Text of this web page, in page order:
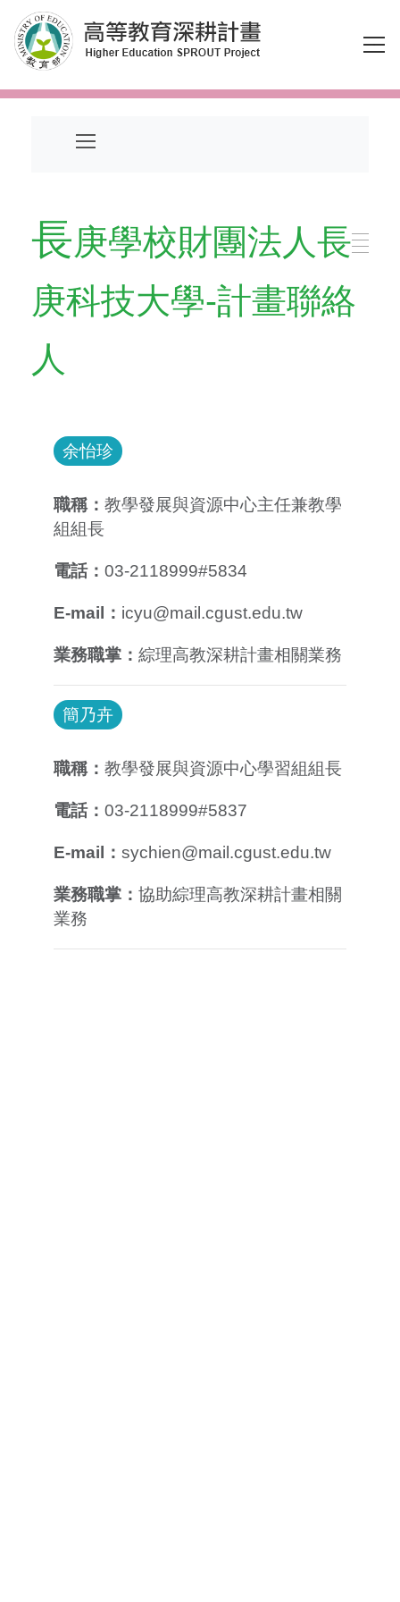
跳到主要內容區塊
長庚學校財團法人長
庚科技大學-計畫聯絡
人
余怡珍
職稱： 教學發展與資源中心主任兼教學
組組長
電話： 03-2118999#5834
E-mail： icyu@mail.cgust.edu.tw
業務職掌： 綜理高教深耕計畫相關業務
簡乃卉
職稱： 教學發展與資源中心學習組組長
電話： 03-2118999#5837
E-mail： sychien@mail.cgust.edu.tw
業務職掌： 協助綜理高教深耕計畫相關
業務